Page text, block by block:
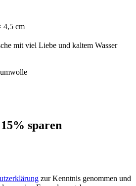
4,5 cm
mit viel Liebe und kaltem Wasser
sparen
zur Kenntnis genommen und